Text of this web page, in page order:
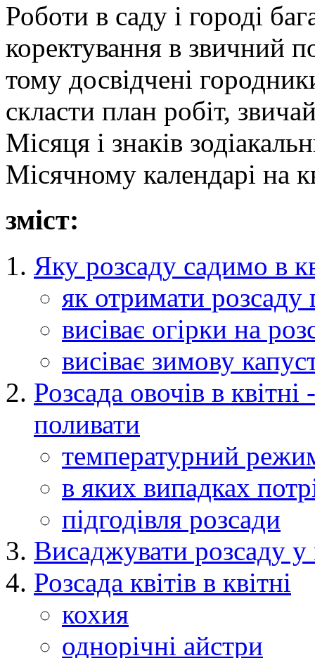
Роботи в саду і городі
коректування в звичний
тому досвідчені
скласти план робіт,
Місяця і знаків
Місячному календарі на
зміст:
Яку розсаду садимо в
як отримати розсаду
висіває огірки на
висіває зимову
Розсада овочів в
поливати
температурний
в яких випадках
підгодівля розсади
Висаджувати розсаду у
Розсада квітів в квітні
кохия
однорічні айстри